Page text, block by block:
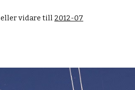
eller vidare till 2012-07